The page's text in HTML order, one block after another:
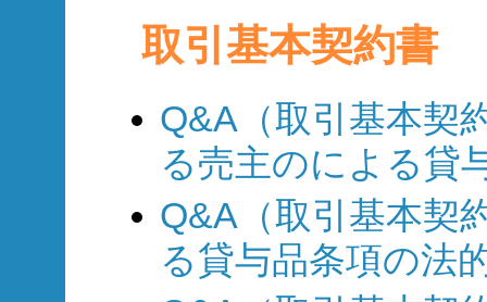
取引基本契約書
Q&A（取引基本契
る売主のによる貸
Q&A（取引基本契
る貸与品条項の法